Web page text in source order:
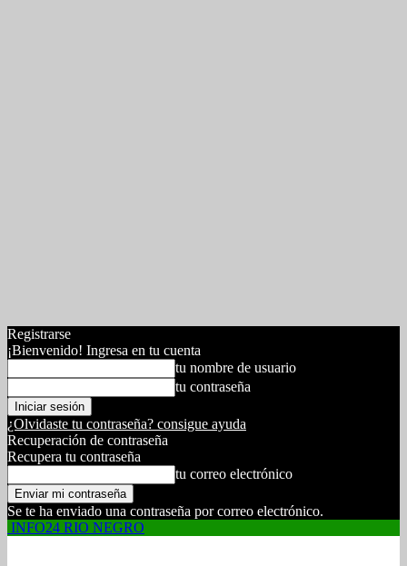
Registrarse
¡Bienvenido! Ingresa en tu cuenta
tu nombre de usuario
tu contraseña
¿Olvidaste tu contraseña? consigue ayuda
Recuperación de contraseña
Recupera tu contraseña
tu correo electrónico
Se te ha enviado una contraseña por correo electrónico.
INFO24 RIO NEGRO